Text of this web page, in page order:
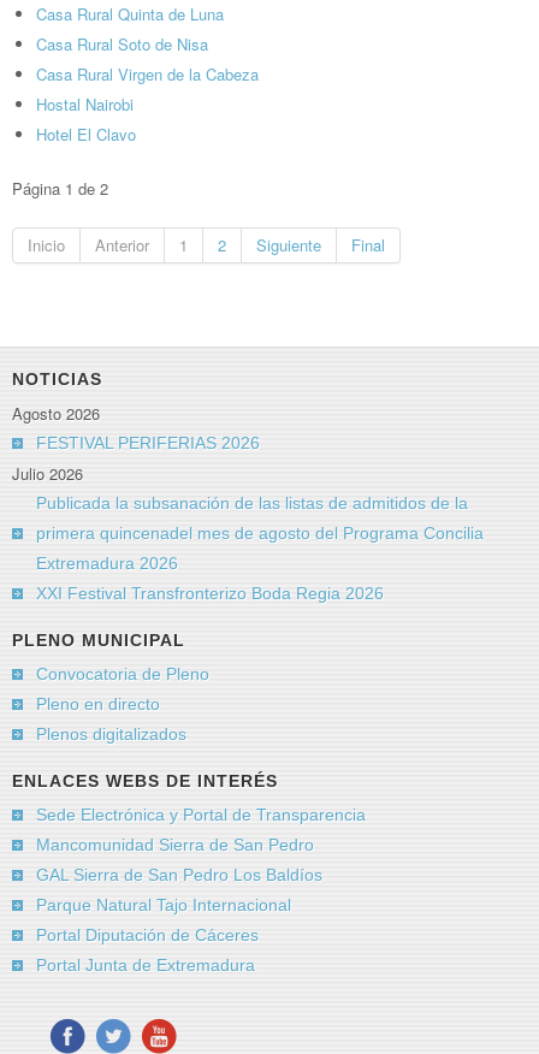
Casa Rural Quinta de Luna
Casa Rural Soto de Nisa
Casa Rural Virgen de la Cabeza
Hostal Nairobi
Hotel El Clavo
Página 1 de 2
Inicio Anterior 1 2 Siguiente Final
NOTICIAS
Agosto 2026
FESTIVAL PERIFERIAS 2026
Julio 2026
Publicada la subsanación de las listas de admitidos de la
primera quincenadel mes de agosto del Programa Concilia
Extremadura 2026
XXI Festival Transfronterizo Boda Regia 2026
PLENO MUNICIPAL
Convocatoria de Pleno
Pleno en directo
Plenos digitalizados
ENLACES WEBS DE INTERÉS
Sede Electrónica y Portal de Transparencia
Mancomunidad Sierra de San Pedro
GAL Sierra de San Pedro Los Baldíos
Parque Natural Tajo Internacional
Portal Diputación de Cáceres
Portal Junta de Extremadura